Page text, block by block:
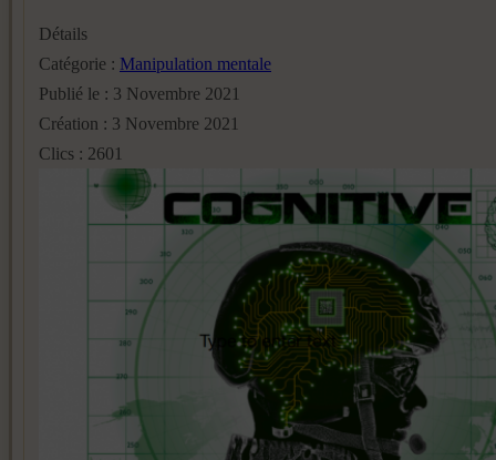
Détails
Catégorie : Manipulation mentale
Publié le : 3 Novembre 2021
Création : 3 Novembre 2021
Clics : 2601